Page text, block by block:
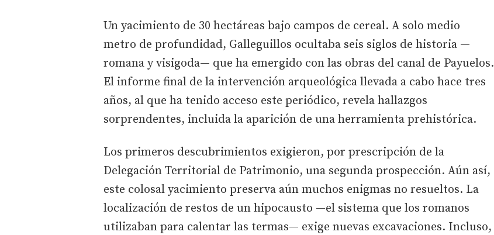
Un yacimiento de 30 hectáreas bajo campos de cereal. A solo medio
metro de profundidad, Galleguillos ocultaba seis siglos de historia —
romana y visigoda— que ha emergido con las obras del canal de Payuelos.
El informe final de la intervención arqueológica llevada a cabo hace tres
años, al que ha tenido acceso este periódico, revela hallazgos
sorprendentes, incluida la aparición de una herramienta prehistórica.
Los primeros descubrimientos exigieron, por prescripción de la
Delegación Territorial de Patrimonio, una segunda prospección. Aún así,
este colosal yacimiento preserva aún muchos enigmas no resueltos. La
localización de restos de un hipocausto —el sistema que los romanos
utilizaban para calentar las termas— exige nuevas excavaciones. Incluso,